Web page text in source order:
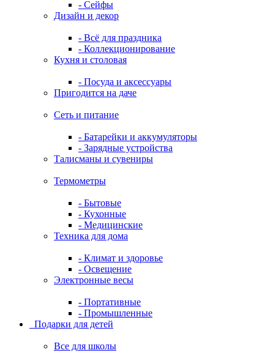
- Сейфы
Дизайн и декор
- Всё для праздника
- Коллекционирование
Кухня и столовая
- Посуда и аксессуары
Пригодится на даче
Сеть и питание
- Батарейки и аккумуляторы
- Зарядные устройства
Талисманы и сувениры
Термометры
- Бытовые
- Кухонные
- Медицинские
Техника для дома
- Климат и здоровье
- Освещение
Электронные весы
- Портативные
- Промышленные
Подарки для детей
Все для школы